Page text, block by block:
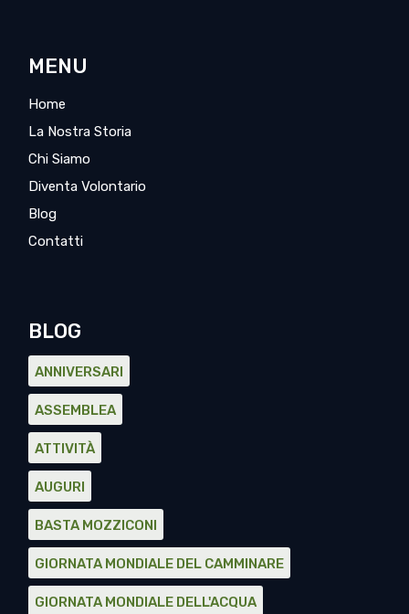
MENU
Home
La Nostra Storia
Chi Siamo
Diventa Volontario
Blog
Contatti
BLOG
ANNIVERSARI
ASSEMBLEA
ATTIVITÀ
AUGURI
BASTA MOZZICONI
GIORNATA MONDIALE DEL CAMMINARE
GIORNATA MONDIALE DELL'ACQUA